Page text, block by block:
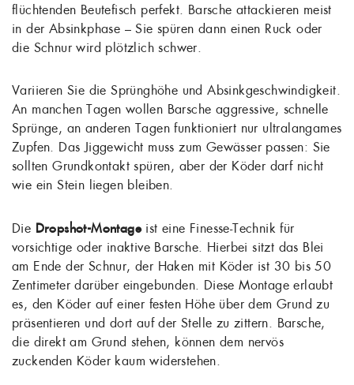
flüchtenden Beutefisch perfekt. Barsche attackieren meist
in der Absinkphase – Sie spüren dann einen Ruck oder
die Schnur wird plötzlich schwer.
Variieren Sie die Sprünghöhe und Absinkgeschwindigkeit.
An manchen Tagen wollen Barsche aggressive, schnelle
Sprünge, an anderen Tagen funktioniert nur ultralangames
Zupfen. Das Jiggewicht muss zum Gewässer passen: Sie
sollten Grundkontakt spüren, aber der Köder darf nicht
wie ein Stein liegen bleiben.
Die Dropshot-Montageist eine Finesse-Technik für
vorsichtige oder inaktive Barsche. Hierbei sitzt das Blei
am Ende der Schnur, der Haken mit Köder ist 30 bis 50
Zentimeter darüber eingebunden. Diese Montage erlaubt
es, den Köder auf einer festen Höhe über dem Grund zu
präsentieren und dort auf der Stelle zu zittern. Barsche,
die direkt am Grund stehen, können dem nervös
zuckenden Köder kaum widerstehen.